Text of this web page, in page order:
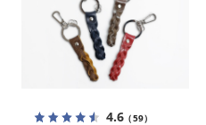
4.6（59）